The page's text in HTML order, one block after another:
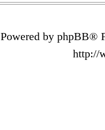
Powered by phpBB®
http://